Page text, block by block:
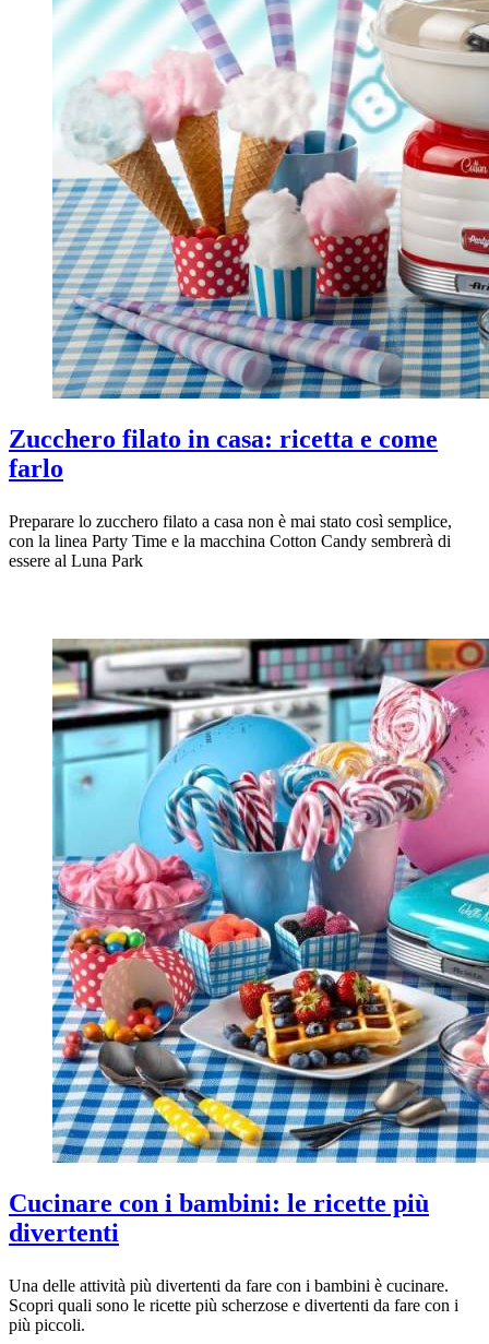
Zucchero filato in casa: ricetta e come
farlo
Preparare lo zucchero filato a casa non è mai stato così semplice,
con la linea Party Time e la macchina Cotton Candy sembrerà di
essere al Luna Park
Cucinare con i bambini: le ricette più
divertenti
Una delle attività più divertenti da fare con i bambini è cucinare.
Scopri quali sono le ricette più scherzose e divertenti da fare con i
più piccoli.